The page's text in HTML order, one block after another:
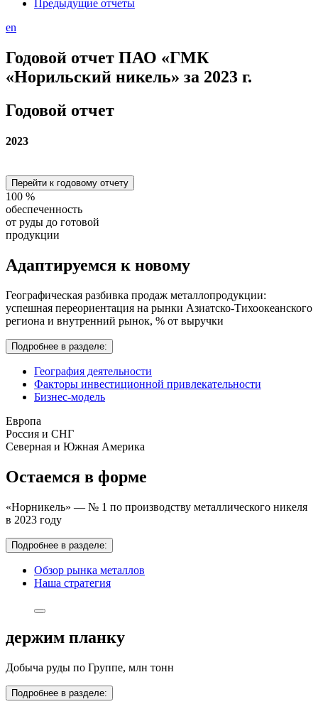
Предыдущие отчеты
en
Годовой отчет ПАО «ГМК
«Норильский никель» за 2023 г.
Годовой отчет
2023
Перейти к годовому отчету
100 %
обеспеченность
от руды до готовой
продукции
Адаптируемся к новому
Географическая разбивка продаж металлопродукции:
успешная переориентация на рынки Азиатско-Тихоокеанского
региона и внутренний рынок, % от выручки
Подробнее в разделе:
География деятельности
Факторы инвестиционной привлекательности
Бизнес-модель
Европа
Россия и СНГ
Северная и Южная Америка
Остаемся в форме
«Норникель» — № 1 по производству металлического никеля
в 2023 году
Подробнее в разделе:
Обзор рынка металлов
Наша стратегия
держим планку
Добыча руды по Группе, млн тонн
Подробнее в разделе: